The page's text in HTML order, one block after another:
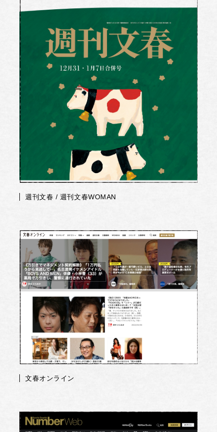
週刊文春 / 週刊文春WOMAN
文春オンライン